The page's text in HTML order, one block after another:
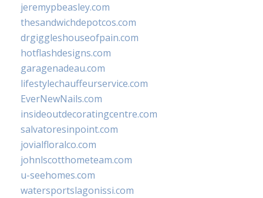
jeremypbeasley.com
thesandwichdepotcos.com
drgiggleshouseofpain.com
hotflashdesigns.com
garagenadeau.com
lifestylechauffeurservice.com
EverNewNails.com
insideoutdecoratingcentre.com
salvatoresinpoint.com
jovialfloralco.com
johnlscotthometeam.com
u-seehomes.com
watersportslagonissi.com